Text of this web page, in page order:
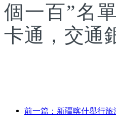
個一百”名
卡通，交通